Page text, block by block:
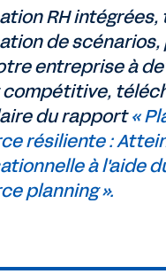
RH intégrées,
de scénarios,
entreprise à
compétitive,
du rapport«
résiliente :
à l'aide
planning ».